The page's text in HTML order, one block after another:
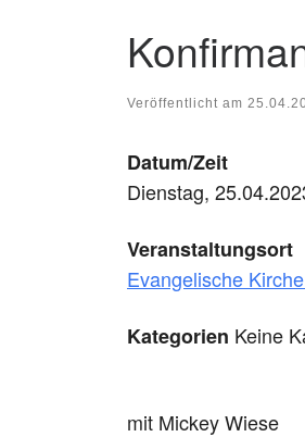
Veröffentlicht am
Datum/Zeit
Dienstag,
Veranstaltungsort
Evangelische
Kategorien Keine
mit Mickey Wiese